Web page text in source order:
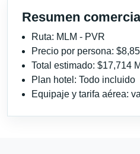
Resumen
Ruta: MLM - PVR
Precio por persona:
Total estimado: $17,714
Plan hotel: Todo incluido
Equipaje y tarifa aérea: